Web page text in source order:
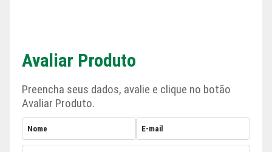
Avaliar Produto
Preencha seus dados, avalie e clique no botão
Avaliar Produto.